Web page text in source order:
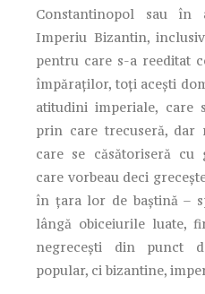
Constantinopol sau
Imperiu Bizantin,
pentru care s-a reeditat
împăraţilor, toţi aceşti
atitudini imperiale, care
prin care trecuseră, dar
care se căsătoriseră cu
care vorbeau deci
în ţara lor de baştină –
lângă obiceiurile luate,
negreceşti din punct
popular, ci bizantine,